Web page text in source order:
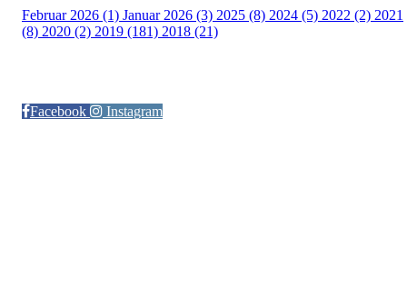
Februar 2026 (1) Januar 2026 (3) 2025 (8) 2024 (5) 2022 (2) 2021
(8) 2020 (2) 2019 (181) 2018 (21)
Facebook
Instagram